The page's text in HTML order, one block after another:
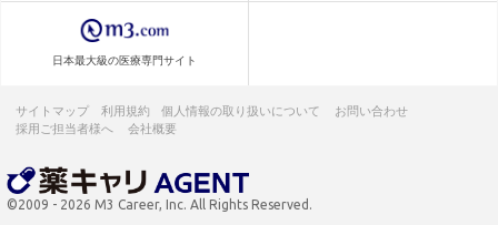
日本最大級の医療専門サイト
サイトマップ 利用規約 個人情報の取り扱いについて
お問い合わせ
採用ご担当者様へ
会社概要
©2009 - 2026 M3 Career, Inc. All Rights Reserved.